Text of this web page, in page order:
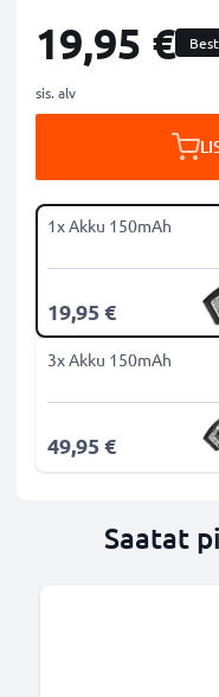
19,95 €
sis. alv
1x Akku 150mAh
19,95 €
3x Akku 150mAh
49,95 €
Saatat